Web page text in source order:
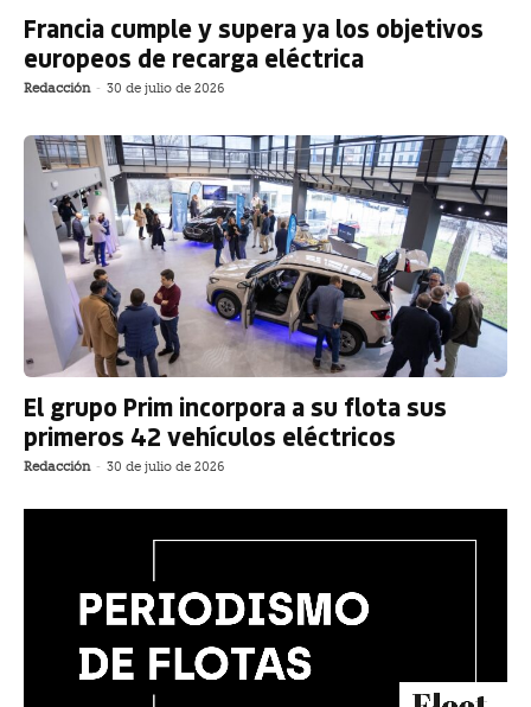
Francia cumple y supera ya los objetivos
europeos de recarga eléctrica
Redacción - 30 de julio de 2026
El grupo Prim incorpora a su flota sus
primeros 42 vehículos eléctricos
Redacción - 30 de julio de 2026